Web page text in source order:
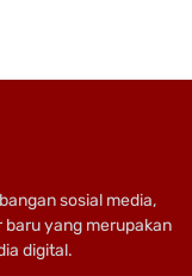
sosial media,
yang merupakan
digital.